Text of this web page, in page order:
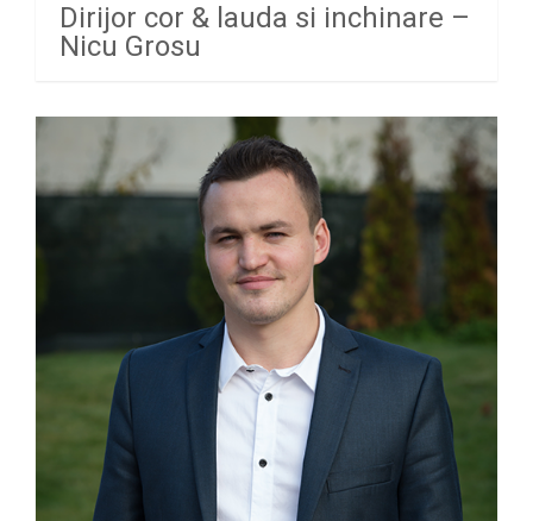
Dirijor cor & lauda si inchinare –
Nicu Grosu